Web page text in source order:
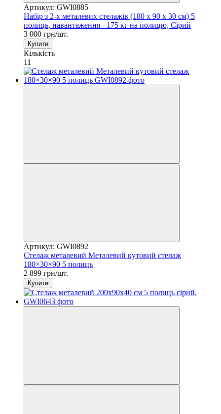
Артикул: GWI0885
Набір з 2-х металевих стелажів (180 x 90 x 30 см) 5
полиць, навантаження - 175 кг на полицю, Сірий
3 000 грн/шт.
Купити
Кількість
11
Артикул: GWI0892
Стелаж металевий Металевий кутовий стелаж
180×30×90 5 полиць
2 899 грн/шт.
Купити